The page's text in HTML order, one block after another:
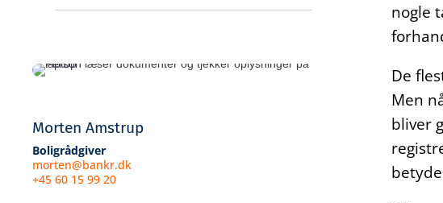
Morten Amstrup
Boligrådgiver
morten@bankr.dk
+45 60 15 99 20
nogle
De
Men
bliver